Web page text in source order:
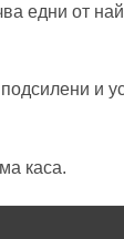
едни от
каса.